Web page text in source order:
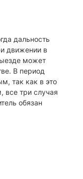
дальность
движении в
может
В период
так как в это
все три случая
обязан